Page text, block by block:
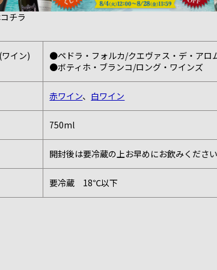
チラ
イン)
●ペドラ・フォルカ/クエヴァス・デ・アロ
●ボティホ・ブランコ/ロング・ワインズ
赤ワイン、 白ワイン
750ml
開封後は要冷蔵の上お早めにお飲みくださ
要冷蔵 18℃以下